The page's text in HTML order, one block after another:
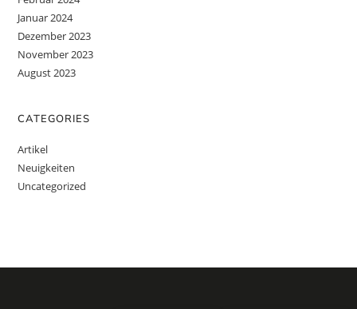
Januar 2024
Dezember 2023
November 2023
August 2023
CATEGORIES
Artikel
Neuigkeiten
Uncategorized